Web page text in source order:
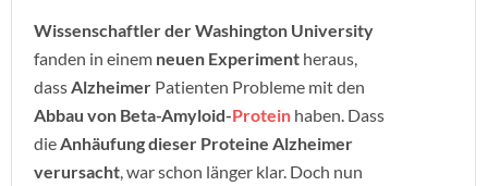
Wissenschaftler der Washington University
fanden in einem neuen Experiment heraus,
dassAlzheimer Patienten Probleme mit den
Abbau von Beta-Amyloid-Protein haben. Dass
dieAnhäufung dieser Proteine Alzheimer
verursacht, war schon länger klar. Doch nun